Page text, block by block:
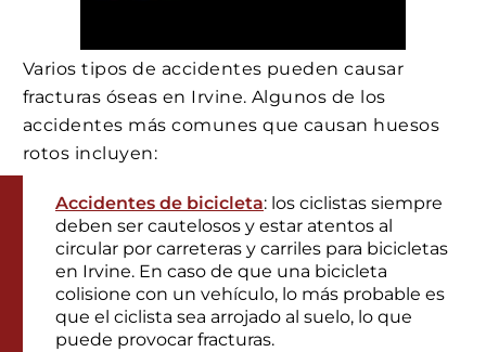
Varios tipos de accidentes pueden causar
fracturas óseas en Irvine. Algunos de los
accidentes más comunes que causan huesos
rotos incluyen:
Accidentes de bicicleta: los ciclistas siempre
deben ser cautelosos y estar atentos al
circular por carreteras y carriles para bicicletas
en Irvine. En caso de que una bicicleta
colisione con un vehículo, lo más probable es
que el ciclista sea arrojado al suelo, lo que
puede provocar fracturas.